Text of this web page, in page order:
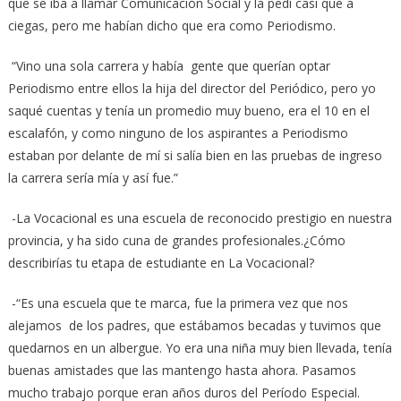
ciegas, pero me habían dicho que era como Periodismo.
“Vino una sola carrera y había gente que querían optar
Periodismo entre ellos la hija del director del Periódico, pero yo
saqué cuentas y tenía un promedio muy bueno, era el 10 en el
escalafón, y como ninguno de los aspirantes a Periodismo
estaban por delante de mí si salía bien en las pruebas de ingreso
la carrera sería mía y así fue.”
-La Vocacional es una escuela de reconocido prestigio en nuestra
provincia, y ha sido cuna de grandes profesionales.¿Cómo
describirías tu etapa de estudiante en La Vocacional?
-“Es una escuela que te marca, fue la primera vez que nos
alejamos de los padres, que estábamos becadas y tuvimos que
quedarnos en un albergue. Yo era una niña muy bien llevada, tenía
buenas amistades que las mantengo hasta ahora. Pasamos
mucho trabajo porque eran años duros del Período Especial.